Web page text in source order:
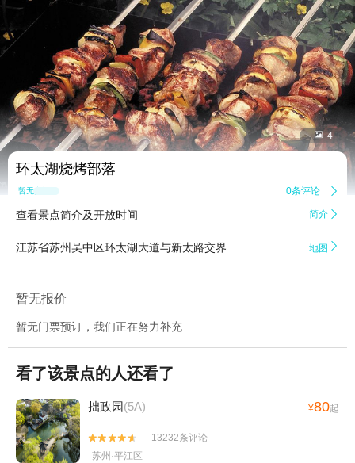
 4
环太湖烧烤部落
暂无点评 0条评论 
查看景点简介及开放时间 简介 
江苏省苏州吴中区环太湖大道与新太路交界 地图 
暂无报价
暂无门票预订，我们正在努力补充
看了该景点的人还看了
拙政园(5A) ¥80起


13232条评论
苏州·平江区